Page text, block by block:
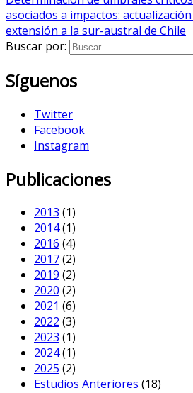
asociados a impactos:
extensión a la sur-austral de Chile
Buscar por:
Síguenos
Twitter
Facebook
Instagram
Publicaciones
2013 (1)
2014(1)
2016 (4)
2017(2)
2019 (2)
2020 (2)
2021 (6)
2022 (3)
2023 (1)
2024(1)
2025 (2)
Estudios Anteriores (18)